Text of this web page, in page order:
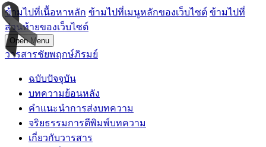
ข้ามไปที่เนื้อหาหลัก ข้ามไปที่เมนูหลักของเว็บไซต์ ข้ามไปที่
ส่วนท้ายของเว็บไซต์
Open Menu
วารสารชัยพฤกษ์ภิรมย์
ฉบับปัจจุบัน
บทความย้อนหลัง
คำแนะนำการส่งบทความ
จริยธรรมการตีพิมพ์บทความ
เกี่ยวกับวารสาร